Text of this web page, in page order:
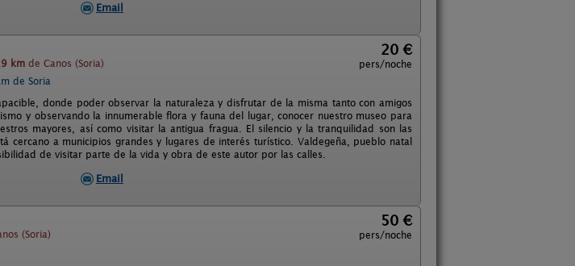
Email
km de Canos (Soria)
20 €
pers/noche
de Soria
donde poder observar la naturaleza y disfrutar de la misma tanto con amigos
y observando la innumerable flora y fauna del lugar, conocer nuestro museo para
mayores, así como visitar la antigua fragua. El silencio y la tranquilidad son las
cercano a municipios grandes y lugares de interés turístico. Valdegeña, pueblo natal
de visitar parte de la vida y obra de este autor por las calles.
Email
(Soria)
50 €
pers/noche